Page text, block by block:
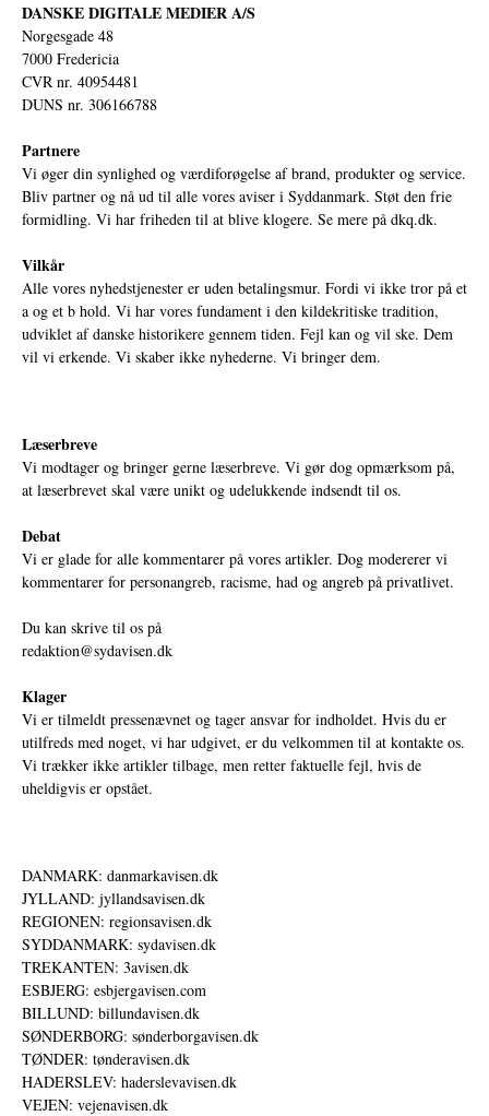
DANSKE DIGITALE MEDIER A/S
Norgesgade 48
7000 Fredericia
CVR nr. 40954481
DUNS nr. 306166788
Partnere
Vi øger din synlighed og værdiforøgelse af brand, produkter og service.
Bliv partner og nå ud til alle vores aviser i Syddanmark. Støt den frie
formidling. Vi har friheden til at blive klogere. Se mere på dkq.dk.
Vilkår
Alle vores nyhedstjenester er uden betalingsmur. Fordi vi ikke tror på et
a og et b hold. Vi har vores fundament i den kildekritiske tradition,
udviklet af danske historikere gennem tiden. Fejl kan og vil ske. Dem
vil vi erkende. Vi skaber ikke nyhederne. Vi bringer dem.
Læserbreve
Vi modtager og bringer gerne læserbreve. Vi gør dog opmærksom på,
at læserbrevet skal være unikt og udelukkende indsendt til os.
Debat
Vi er glade for alle kommentarer på vores artikler. Dog modererer vi
kommentarer for personangreb, racisme, had og angreb på privatlivet.
Du kan skrive til os på
redaktion@sydavisen.dk
Klager
Vi er tilmeldt pressenævnet og tager ansvar for indholdet. Hvis du er
utilfreds med noget, vi har udgivet, er du velkommen til at kontakte os.
Vi trækker ikke artikler tilbage, men retter faktuelle fejl, hvis de
uheldigvis er opstået.
DANMARK: danmarkavisen.dk
JYLLAND: jyllandsavisen.dk
REGIONEN: regionsavisen.dk
SYDDANMARK: sydavisen.dk
TREKANTEN: 3avisen.dk
ESBJERG: esbjergavisen.com
BILLUND: billundavisen.dk
SØNDERBORG: sønderborgavisen.dk
TØNDER: tønderavisen.dk
HADERSLEV: haderslevavisen.dk
VEJEN: vejenavisen.dk